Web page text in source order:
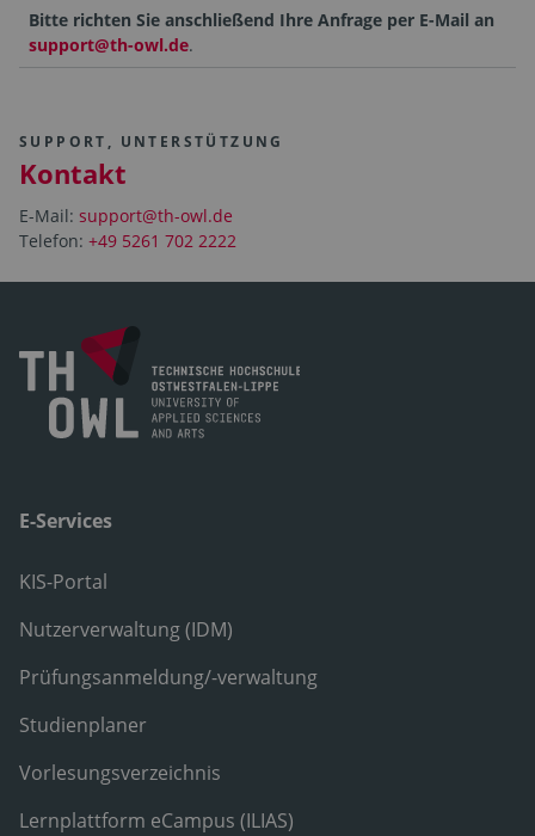
Bitte richten Sie anschließend Ihre Anfrage per E-Mail an
support@th-owl.de.
SUPPORT, UNTERSTÜTZUNG
Kontakt
E-Mail: support@th-owl.de
Telefon: +49 5261 702 2222
E-Services
KIS-Portal
Nutzerverwaltung (IDM)
Prüfungsanmeldung/-verwaltung
Studienplaner
Vorlesungsverzeichnis
Lernplattform eCampus (ILIAS)